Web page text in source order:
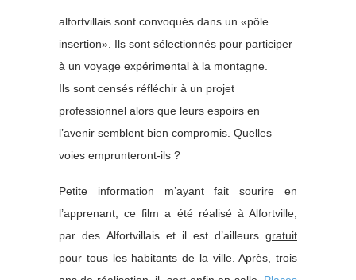
alfortvillais sont convoqués dans un «pôle
insertion». Ils sont sélectionnés pour participer
à un voyage expérimental à la montagne.
Ils sont censés réfléchir à un projet
professionnel alors que leurs espoirs en
l’avenir semblent bien compromis. Quelles
voies emprunteront-ils ?
Petite information m’ayant fait sourire en
l’apprenant, ce film a été réalisé à Alfortville,
par des Alfortvillais et il est d’ailleurs gratuit
pour tous les habitants de la ville. Après, trois